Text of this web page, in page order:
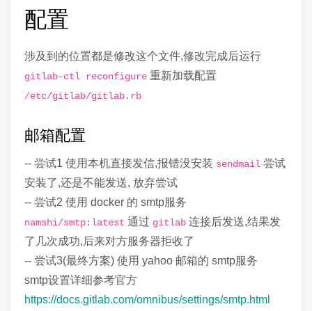
配置
涉及到的位置都是修改这个文件,修改完成后运行
gitlab-ctl reconfigure 重新加载配置
/etc/gitlab/gitlab.rb
邮箱配置
-- 尝试1 使用本机直接发信,报错没安装 sendmail 尝试
安装了,还是不能发送, 放弃尝试
-- 尝试2 使用 docker 的 smtp服务
namshi/smtp:latest 通过 gitlab 连接后发送,结果发
了几次成功,后来对方服务器拒收了
-- 尝试3(最终方案) 使用 yahoo 邮箱的 smtp服务
smtp设置详细参考官方
https://docs.gitlab.com/omnibus/settings/smtp.html